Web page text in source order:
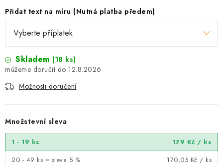
Přidat text na míru (Nutná platba předem)
Skladem (18 ks)
12.8.2026
Možnosti doručení
Množstevní sleva
1 - 19 ks 179 Kč / ks
20 - 49 ks = sleva 5 %
170,05 Kč / ks